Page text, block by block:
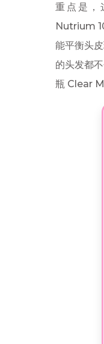
重点是，
Nutrium
能平衡头
的头发都
瓶 Clear